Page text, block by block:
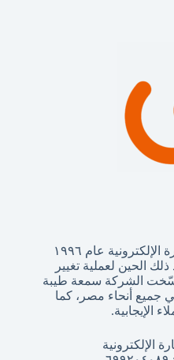
تأسست شركة ماي ماركت للتجارة الإلكترونية عام ١٩٩٦
الحين لعملية تغيير
رسّخت الشركة سمعة طيبة
جميع أنحاء مصر، كما
الإيجابية.
الإلكترونية